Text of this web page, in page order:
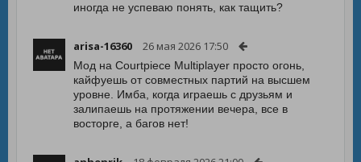
иногда не успеваю понять, как тащить?
arisa-16360 26 мая 2026 17:50
Мод на Courtpiece Multiplayer просто огонь,
кайфуешь от совместных партий на высшем
уровне. Имба, когда играешь с друзьям и
залипаешь на протяжении вечера, все в
восторге, а багов нет!